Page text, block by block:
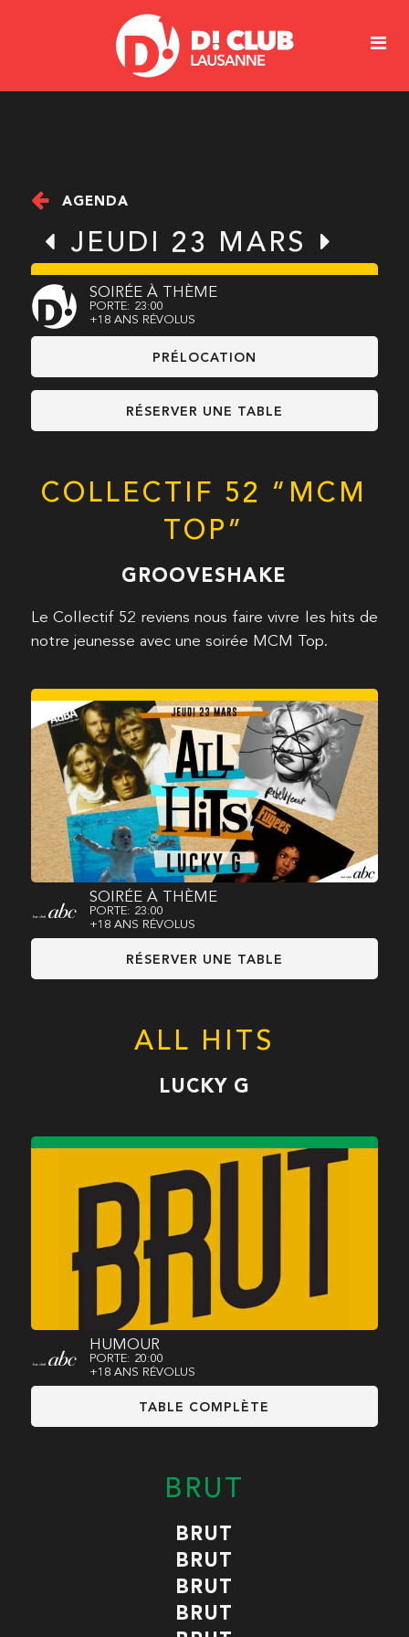
AGENDA
JEUDI 23 MARS
SOIRÉE À THÈME
PORTE: 23:00
+18 ANS RÉVOLUS
PRÉLOCATION
RÉSERVER UNE TABLE
COLLECTIF 52 “MCM
TOP”
GROOVESHAKE
Le Collectif 52 reviens nous faire vivre les hits de
notre jeunesse avec une soirée MCM Top.
SOIRÉE À THÈME
PORTE: 23:00
+18 ANS RÉVOLUS
RÉSERVER UNE TABLE
ALL HITS
LUCKY G
HUMOUR
PORTE: 20:00
+18 ANS RÉVOLUS
TABLE COMPLÈTE
BRUT
BRUT
BRUT
BRUT
BRUT